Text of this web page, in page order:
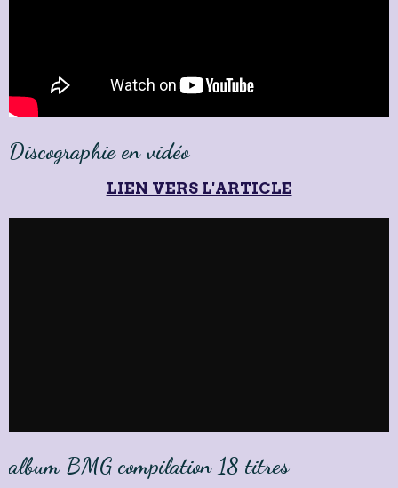
Discographie en vidéo
LIEN VERS L'ARTICLE
album BMG compilation 18 titres